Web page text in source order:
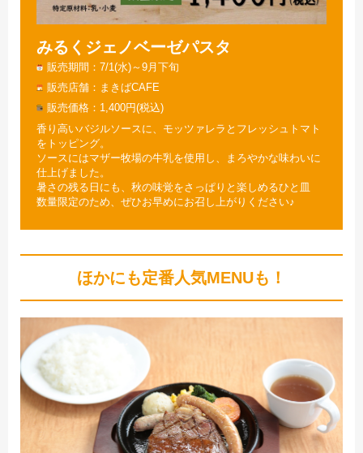
みるくジェノベーゼパスタ
販売期間
7/1(水)～9月下旬
販売店舗
まきばCAFE
販売価格
1,400円(税込)
香り高いバジルソースに、モッツァレラとフレッシュトマト
をトッピング。
ソースにはマザー牧場の牛乳を使用し、まろやかな味わいに
仕上げました。
暑さの残る日にも、秋の味覚をさっぱりと楽しめるひと皿
数量限定のため、ぜひお早めにお召し上がりください♪
ほかにも定番人気MENUも！